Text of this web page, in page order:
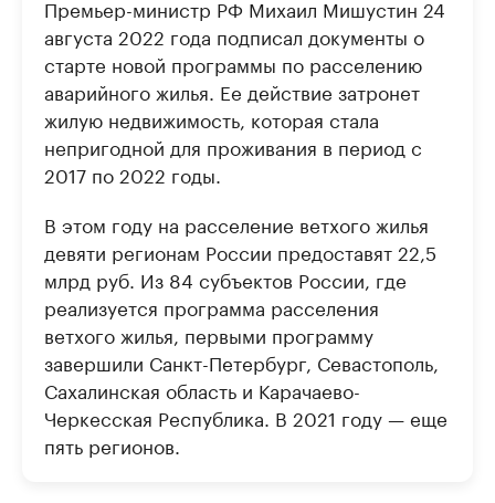
Премьер-министр РФ Михаил Мишустин 24
августа 2022 года подписал документы о
старте новой программы по расселению
аварийного жилья. Ее действие затронет
жилую недвижимость, которая стала
непригодной для проживания в период с
2017 по 2022 годы.
В этом году на расселение ветхого жилья
девяти регионам России предоставят 22,5
млрд руб. Из 84 субъектов России, где
реализуется программа расселения
ветхого жилья, первыми программу
завершили Санкт-Петербург, Севастополь,
Сахалинская область и Карачаево-
Черкесская Республика. В 2021 году — еще
пять регионов.